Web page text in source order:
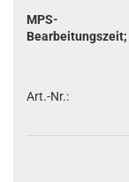
MPS-
Bearbeitungszeit;
Art.-Nr.: